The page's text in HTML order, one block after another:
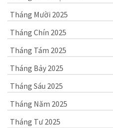
Tháng Mười 2025
Tháng Chín 2025
Tháng Tám 2025
Tháng Bảy 2025
Tháng Sáu 2025
Tháng Năm 2025
Tháng Tư 2025